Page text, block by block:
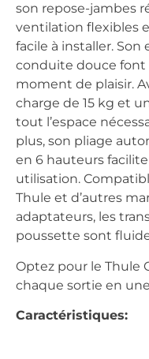
son repose-jambes
ventilation flexibles
facile à installer.
conduite douce font
moment de plaisir.
charge de 15 kg et
tout l’espace
plus, son pliage
en 6 hauteurs
utilisation.
Thule et d’autres
adaptateurs, les
poussette sont
Optez pour le Thule
chaque sortie en
Caractéristiques: